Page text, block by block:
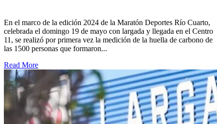
En el marco de la edición 2024 de la Maratón Deportes Río Cuarto,
celebrada el domingo 19 de mayo con largada y llegada en el Centro
11, se realizó por primera vez la medición de la huella de carbono de
las 1500 personas que formaron...
Read More